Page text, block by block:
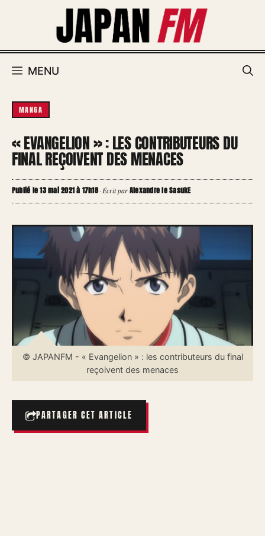
MENU
MANGA
« EVANGELION » : LES CONTRIBUTEURS DU
FINAL REÇOIVENT DES MENACES
Publié le 13 mai 2021 à 17h18·Écrit parAlexandre le SasukE
© JAPANFM - « Evangelion » : les contributeurs du final
reçoivent des menaces
PARTAGER CET ARTICLE